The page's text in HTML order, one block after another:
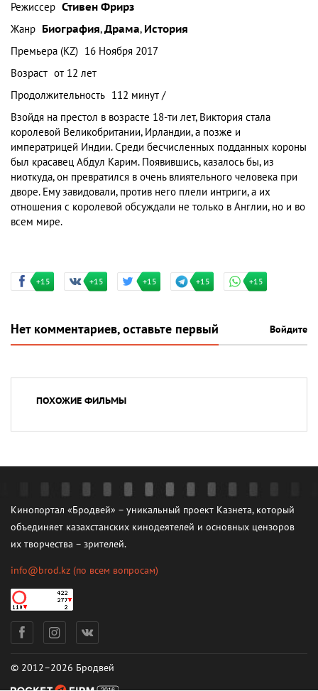
Режиссер Стивен Фрирз
Жанр Биография,Драма, История
Премьера (KZ) 16 Ноября 2017
Возраст от 12 лет
Продолжительность 112 минут /
Взойдя на престол в возрасте 18-ти лет, Виктория стала
королевой Великобритании, Ирландии, а позже и
императрицей Индии. Среди бесчисленных подданных короны
был красавец Абдул Карим. Появившись, казалось бы, из
ниоткуда, он превратился в очень влиятельного человека при
дворе. Ему завидовали, против него плели интриги, а их
отношения с королевой обсуждали не только в Англии, но и во
всем мире.
+15 +15 +15 +15 +15
Нет комментариев, оставьте первый Войдите
ПОХОЖИЕ ФИЛЬМЫ
Кинопортал «Бродвей» – уникальный проект Казнета, который
объединяет казахстанских кинодеятелей и основных цензоров
их творчества – зрителей.
info@brod.kz (по всем вопросам)
© 2012–2026 Бродвей